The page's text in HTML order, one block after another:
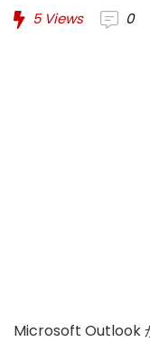
5Views 0
Microsoft Outlook